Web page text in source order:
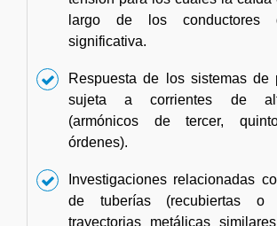
largo de los
significativa.
Respuesta de los sistemas de
sujeta a corrientes de
(armónicos de tercer,
órdenes).
Investigaciones relacionadas
de tuberías (recubiertas
trayectorias metálicas